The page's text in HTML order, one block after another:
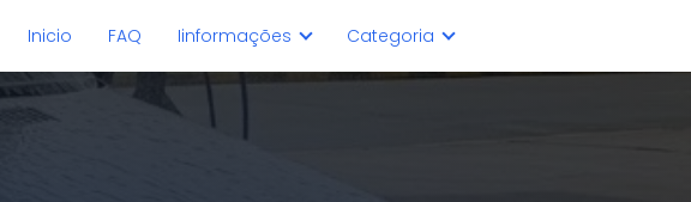
Inicio FAQ Iinformações Categoria